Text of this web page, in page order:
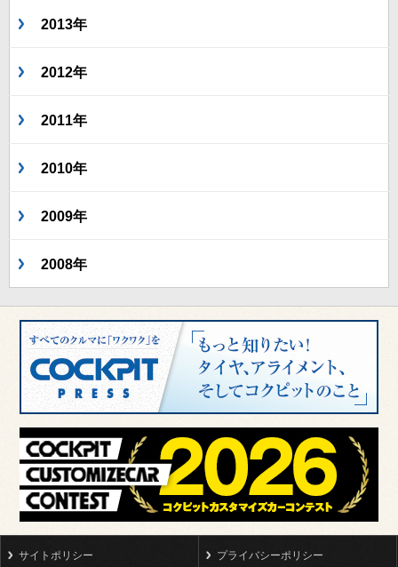
2013年
2012年
2011年
2010年
2009年
2008年
サイトポリシー プライバシーポリシー